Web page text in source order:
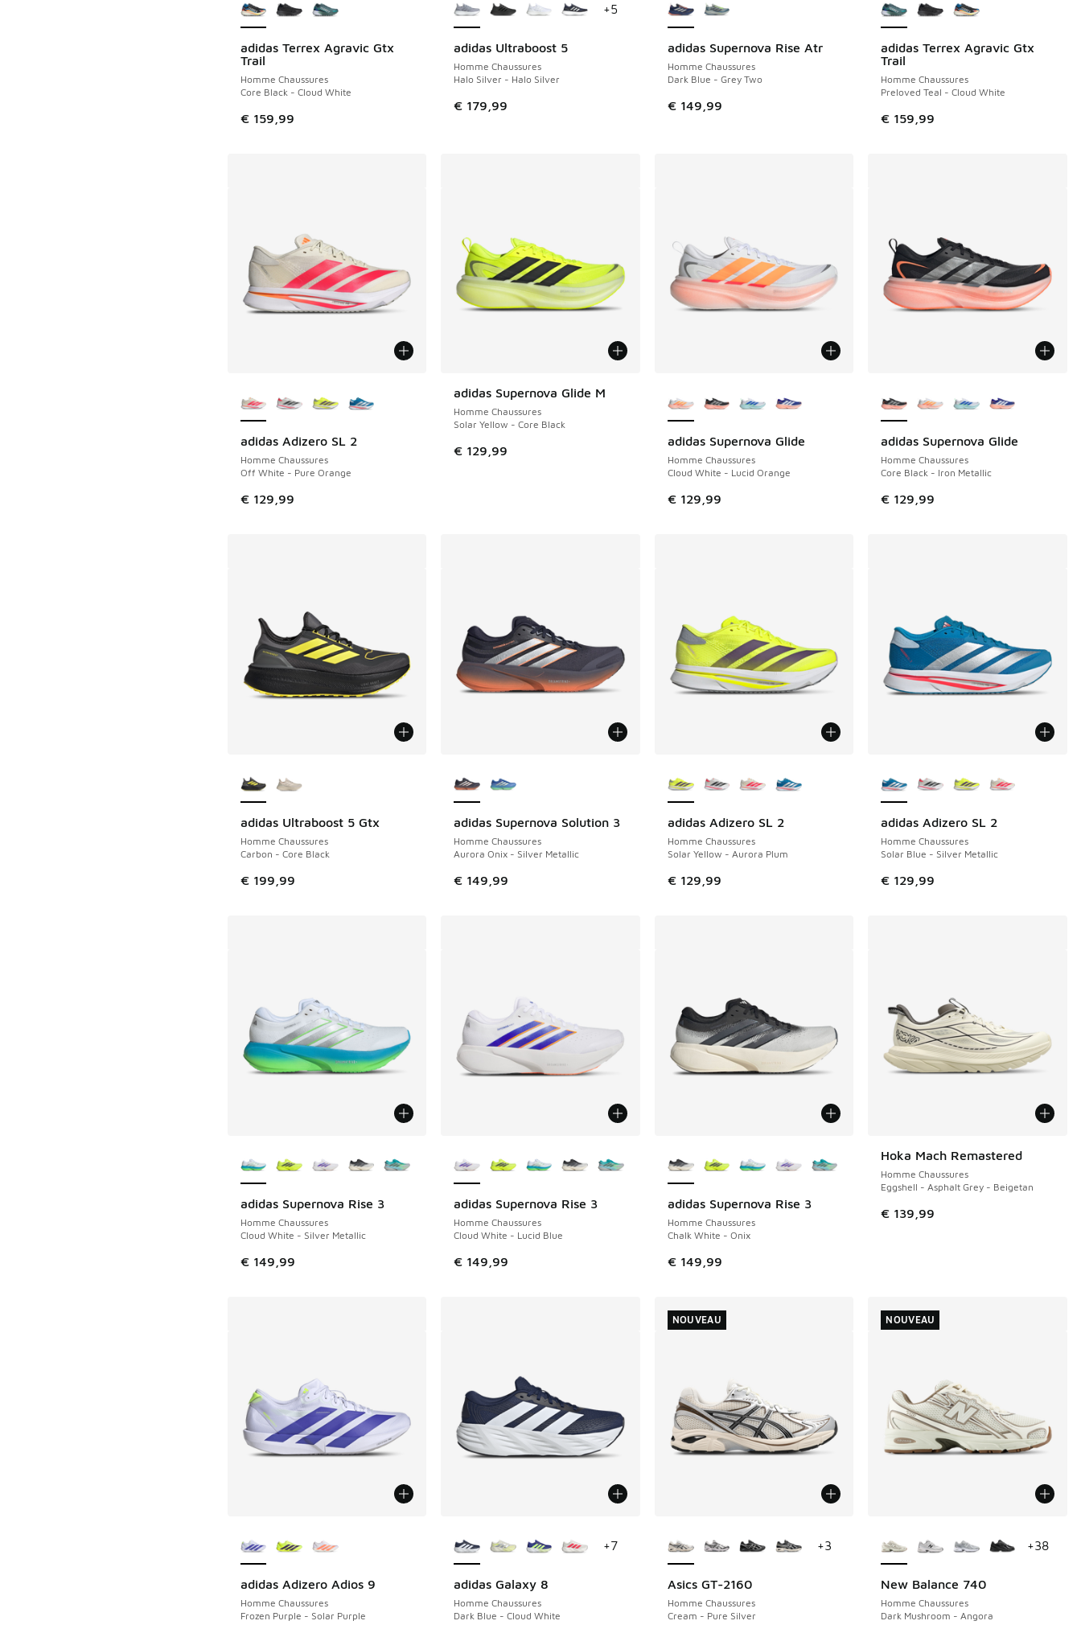
adidas Terrex Agravic Gtx
Trail
Homme Chaussures
Core Black - Cloud White
€ 159,99
adidas Ultraboost 5
Homme Chaussures
Halo Silver - Halo Silver
€ 179,99
+5
adidas Supernova Rise Atr
Homme Chaussures
Dark Blue - Grey Two
€ 149,99
adidas Terrex Agravic Gtx
Trail
Homme Chaussures
Preloved Teal - Cloud White
€ 159,99
adidas Adizero SL 2
Homme Chaussures
Off White - Pure Orange
€ 129,99
adidas Supernova Glide M
Homme Chaussures
Solar Yellow - Core Black
€ 129,99
adidas Supernova Glide
Homme Chaussures
Cloud White - Lucid Orange
€ 129,99
adidas Supernova Glide
Homme Chaussures
Core Black - Iron Metallic
€ 129,99
adidas Ultraboost 5 Gtx
Homme Chaussures
Carbon - Core Black
€ 199,99
adidas Supernova Solution 3
Homme Chaussures
Aurora Onix - Silver Metallic
€ 149,99
adidas Adizero SL 2
Homme Chaussures
Solar Yellow - Aurora Plum
€ 129,99
adidas Adizero SL 2
Homme Chaussures
Solar Blue - Silver Metallic
€ 129,99
adidas Supernova Rise 3
Homme Chaussures
Cloud White - Silver Metallic
€ 149,99
adidas Supernova Rise 3
Homme Chaussures
Cloud White - Lucid Blue
€ 149,99
adidas Supernova Rise 3
Homme Chaussures
Chalk White - Onix
€ 149,99
Hoka Mach Remastered
Homme Chaussures
Eggshell - Asphalt Grey - Beigetan
€ 139,99
adidas Adizero Adios 9
Homme Chaussures
Frozen Purple - Solar Purple
adidas Galaxy 8
Homme Chaussures
Dark Blue - Cloud White
+7
Asics GT-2160
Homme Chaussures
Cream - Pure Silver
NOUVEAU
+3
NOUVEAU
New Balance 740
Homme Chaussures
Dark Mushroom - Angora
NOUVEAU
+38
NOUVEAU